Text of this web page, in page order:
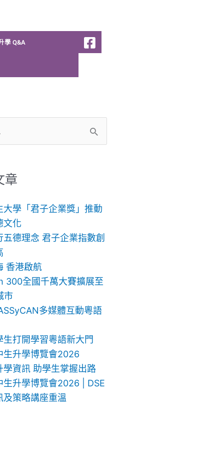
學 Q&A
章
大學「君子企業獎」推動
文化
五德理念 君子企業指數創
香港啟航
300全國千萬大賽擴展至
市
多媒體互動粵語
生打開學習粵語新大門
生升學博覽會2026
學資訊 助學生掌握出路
生升學博覽會2026 | DSE
及策略講座重溫